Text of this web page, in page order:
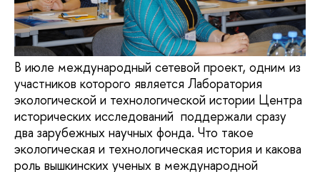
В июле международный сетевой проект, одним из
участников которого является Лаборатория
экологической и технологической истории Центра
исторических исследований поддержали сразу
два зарубежных научных фонда. Что такое
экологическая и технологическая история и какова
роль вышкинских ученых в международной